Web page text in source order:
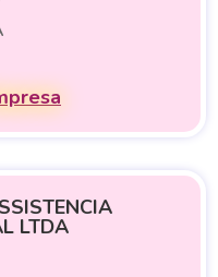
LTDA